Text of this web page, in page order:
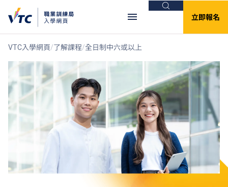
搜尋
立即報名
VTC入學網頁 了解課程 全日制中六或以上